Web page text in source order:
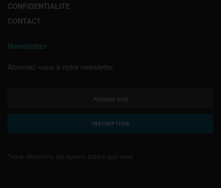
CONFIDENTIALITE
CONTACT
Newsletter
Abonnez-vous à notre newsletter
*nous détestons les spams autant que vous